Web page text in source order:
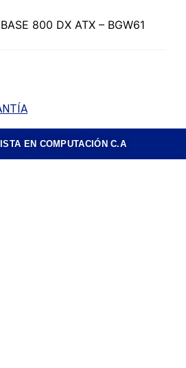
800 DX ATX – BGW61
EN COMPUTACIÓN C.A